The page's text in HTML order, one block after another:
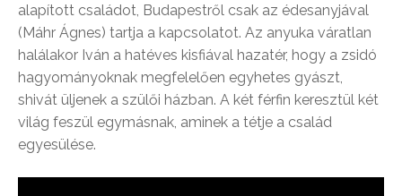
alapított családot, Budapestről csak az édesanyjával
(Máhr Ágnes) tartja a kapcsolatot. Az anyuka váratlan
halálakor Iván a hatéves kisfiával hazatér, hogy a zsidó
hagyományoknak megfelelően egyhetes gyászt,
shivát üljenek a szülői házban. A két férfin keresztül két
világ feszül egymásnak, aminek a tétje a család
egyesülése.